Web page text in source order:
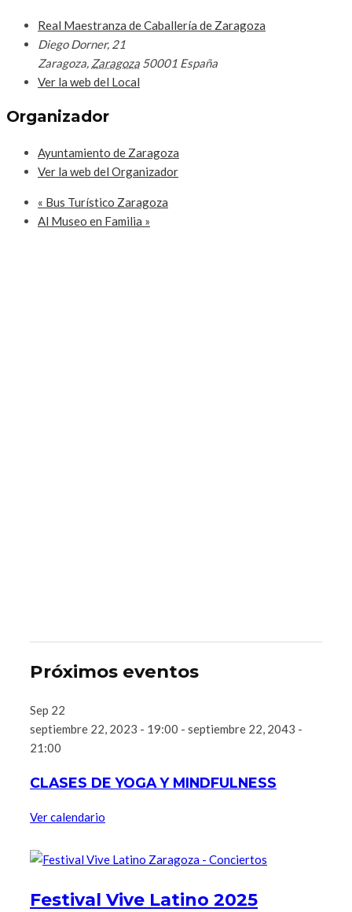
Real Maestranza de Caballería de Zaragoza
Diego Dorner, 21
Zaragoza, Zaragoza 50001 España
Ver la web del Local
Organizador
Ayuntamiento de Zaragoza
Ver la web del Organizador
« Bus Turístico Zaragoza
Al Museo en Familia »
Próximos eventos
Sep 22
septiembre 22, 2023 - 19:00 - septiembre 22, 2043 -
21:00
CLASES DE YOGA Y MINDFULNESS
Ver calendario
Festival Vive Latino 2025